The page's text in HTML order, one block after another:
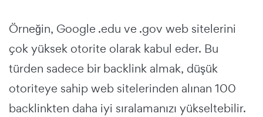
Örneğin, Google .edu ve .gov web sitelerini
çok yüksek otorite olarak kabul eder. Bu
türden sadece bir backlink almak, düşük
otoriteye sahip web sitelerinden alınan 100
backlinkten daha iyi sıralamanızı yükseltebilir.